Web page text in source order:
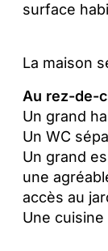
surface
La maison
Au rez-de-
Un grand
Un WC
Un grand
une
accès au
Une